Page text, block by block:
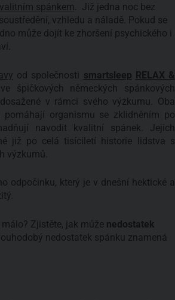
spánkem . Již jedna noc bez
vzhledu a náladě. Pokud se
může dojít ke zhoršení psychického i
od společnosti smartsleep RELAX &
špičkových německých spánkových
v rámci svého výzkumu. Oba
pomáhají organismu se zklidněním po
navodit kvalitní spánek. Jejich
již po celá tisíciletí historie lidstva s
výzkumů.
odpočinku, který je v dnešní hektické a
Zjistěte, jak může nedostatek
nedostatek spánku znamená